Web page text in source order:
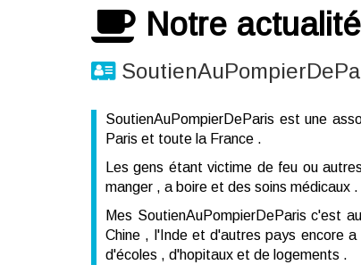
Notre actualité
SoutienAuPompierDeParis est une
Paris et toute la France .
Les gens étant victime de feu ou
manger , a boire et des soins médicaux .
Mes SoutienAuPompierDeParis c'est
Chine , l'Inde et d'autres pays encore
d'écoles , d'hopitaux et de logements .